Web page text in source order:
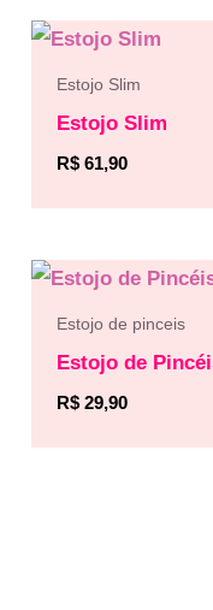
Estojo Slim
Estojo Slim
R$61,90
Estojo de pinceis
Estojo de
R$29,90